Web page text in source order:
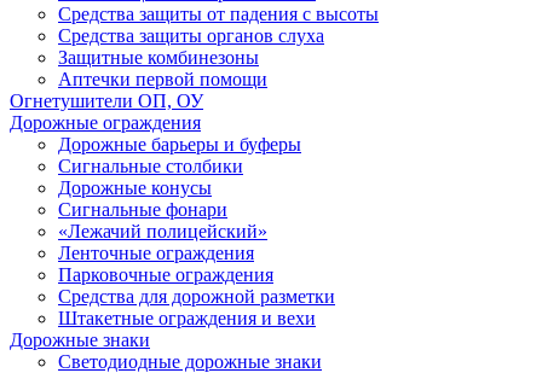
Средства защиты от падения с высоты
Средства защиты органов слуха
Защитные комбинезоны
Аптечки первой помощи
Огнетушители ОП, ОУ
Дорожные ограждения
Дорожные барьеры и буферы
Сигнальные столбики
Дорожные конусы
Сигнальные фонари
«Лежачий полицейский»
Ленточные ограждения
Парковочные ограждения
Средства для дорожной разметки
Штакетные ограждения и вехи
Дорожные знаки
Светодиодные дорожные знаки